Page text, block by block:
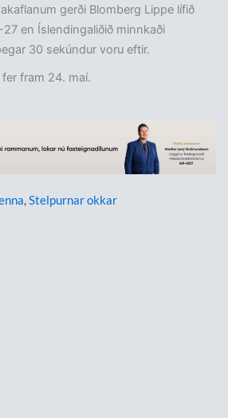
gerði Blomberg Lippe lífið
en Íslendingaliðið minnkaði
30 sekúndur voru eftir.
fram 24. maí.
,Stelpurnar okkar